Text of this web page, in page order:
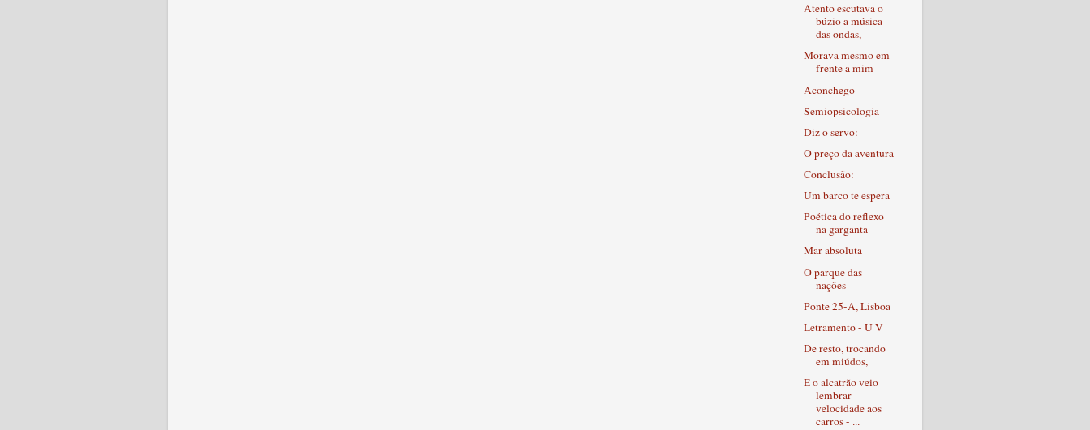
Atento escutava o
búzio a música
das ondas,
Morava mesmo em
frente a mim
Aconchego
Semiopsicologia
Diz o servo:
O preço da aventura
Conclusão:
Um barco te espera
Poética do reflexo
na garganta
Mar absoluta
O parque das
nações
Ponte 25-A, Lisboa
Letramento - U V
De resto, trocando
em miúdos,
E o alcatrão veio
lembrar
velocidade aos
carros - ...